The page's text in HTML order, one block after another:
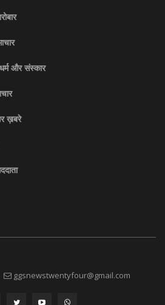
और संस्कार
ख़बरे
ggsnewstwentyfour@gmail.com